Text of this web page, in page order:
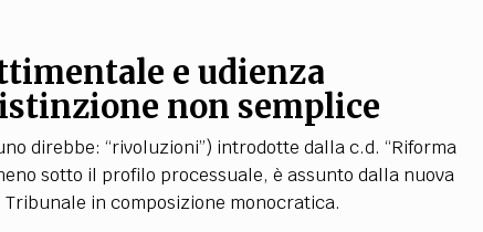
e udienza
non semplice
direbbe: “rivoluzioni”) introdotte dalla c.d. “Riforma
sotto il profilo processuale, è assunto dalla nuova
in composizione monocratica.